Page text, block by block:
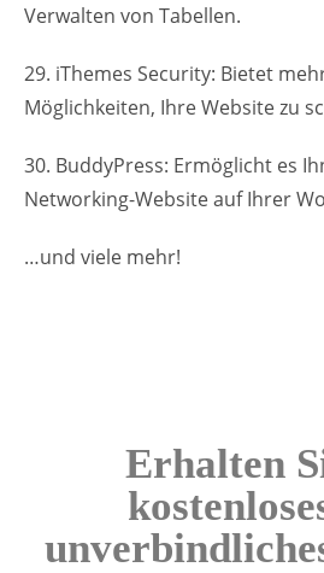
Verwalten von Tabellen.
29. iThemes Security: Bietet
Möglichkeiten, Ihre Website zu
30. BuddyPress: Ermöglicht es
Networking-Website auf Ihrer
…und viele mehr!
Erhalten